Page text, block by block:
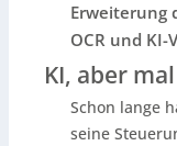
Erweiterung
OCR und KI-
KI, aber
Schon lange
seine